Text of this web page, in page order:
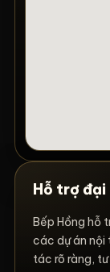
Hỗ trợ đại
Bếp Hồng hỗ
các dự án nội
tác rõ ràng,